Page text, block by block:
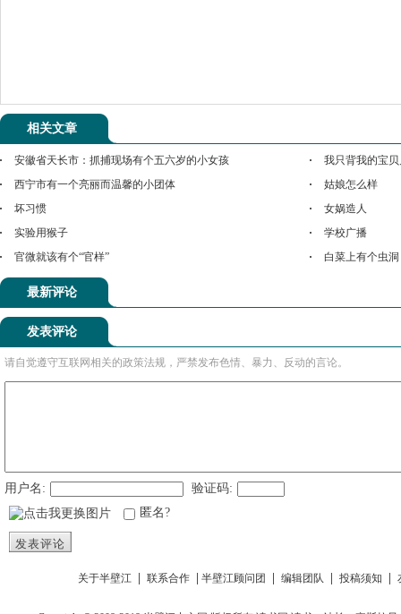
相关文章
安徽省天长市：抓捕现场有个五六岁的小女孩
我只背我的宝
西宁市有一个亮丽而温馨的小团体
姑娘怎么样
坏习惯
女娲造人
实验用猴子
学校广播
官微就该有个“官样”
白菜上有个虫洞
最新评论
发表评论
请自觉遵守互联网相关的政策法规，严禁发布色情、暴力、反动的言论。
用户名:
验证码:
匿名?
发表评论
关于半壁江 联系合作 半壁江顾问团 编辑团队 投稿须知